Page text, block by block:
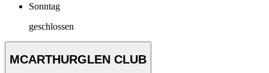
Sonntag
geschlossen
MCARTHURGLEN CLUB